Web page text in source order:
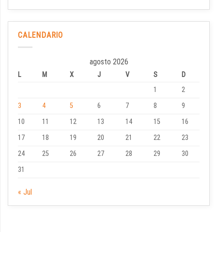
CALENDARIO
agosto 2026
L M X J V S
D
1
2
3
4 5 6 7 8
9
10
11 12 13 14 15
16
17
18 19 20 21 22
23
24
25 26 27 28 29
30
31
« Jul